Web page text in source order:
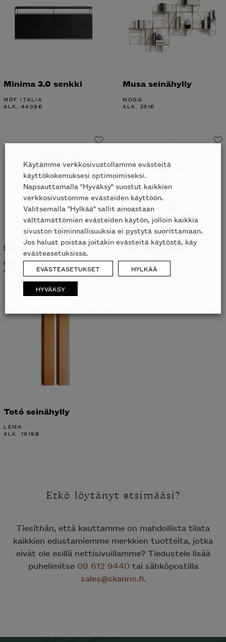
Minima 3.0 senkki
MDF ITALIA
ALK. 4409€
Musa seinähylly
MOGG
ALK. 351€
Shelf kirjahylly
B&B ITALIA
ALK. 2950€
Tilt seinähylly
SOVET ITALIA
ALK.809€
Totó seinähylly
LEMA
ALK. 1919€
Etkö löytänyt etsimääsi?
Tiesithän, että kauttamme on mahdollista tilata
kaikkien edustamiemme merkkien tuotteita, jotka
eivät ole esillä nettisivuillamme? Tiedustele lisää
puhelimitse 09 612 9440tai sähköpostilla
sales@skanno.fi.
Käytämme verkkosivustollamme evästeitä
käyttökokemuksesi optimoimiseksi.
Napsauttamalla "Hyväksy" suostut kaikkien
verkkosivustomme evästeiden käyttöön.
Valitsemalla "Hylkää" sallit ainoastaan
välttämättömien evästeiden käytön, jolloin kaikkia
sivuston toiminnallisuuksia ei pystytä suorittamaan.
Jos haluat poistaa joitakin evästeitä käytöstä, käy
evästeasetuksissa.
EVÄSTEASETUKSET HYLKÄÄ
HYVÄKSY